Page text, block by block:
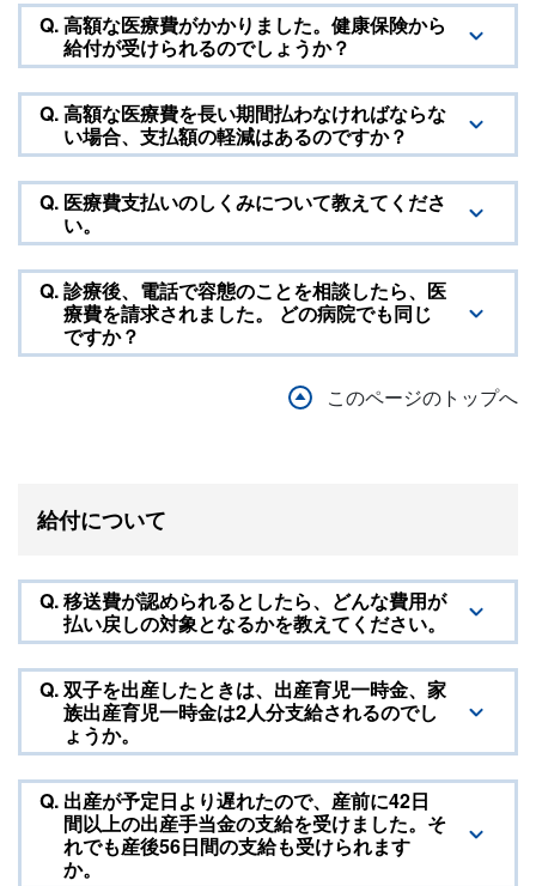
Q.高額な医療費がかかりました。健康保険から
給付が受けられるのでしょうか？
Q.高額な医療費を長い期間払わなければならな
い場合、支払額の軽減はあるのですか？
Q. 医療費支払いのしくみについて教えてくださ
い。
Q.診療後、電話で容態のことを相談したら、医
療費を請求されました。 どの病院でも同じ
ですか？
このページのトップへ
給付について
Q.移送費が認められるとしたら、どんな費用が
払い戻しの対象となるかを教えてください。
Q.双子を出産したときは、出産育児一時金、家
族出産育児一時金は2人分支給されるのでし
ょうか。
Q. 出産が予定日より遅れたので、産前に42日
間以上の出産手当金の支給を受けました。そ
れでも産後56日間の支給も受けられます
か。